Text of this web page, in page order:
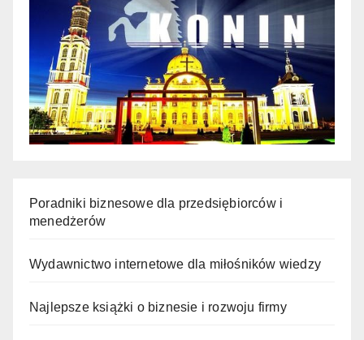
Poradniki biznesowe dla przedsiębiorców i
menedżerów
Wydawnictwo internetowe dla miłośników wiedzy
Najlepsze książki o biznesie i rozwoju firmy